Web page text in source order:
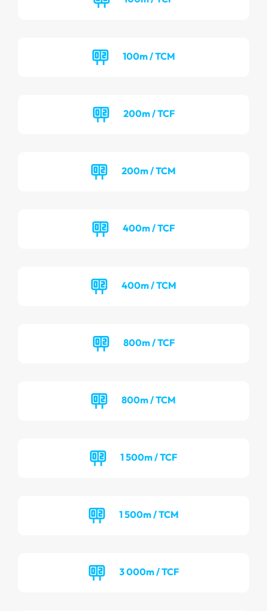
100m / TCM
200m / TCF
200m / TCM
400m / TCF
400m / TCM
800m / TCF
800m / TCM
1 500m / TCF
1 500m / TCM
3 000m / TCF